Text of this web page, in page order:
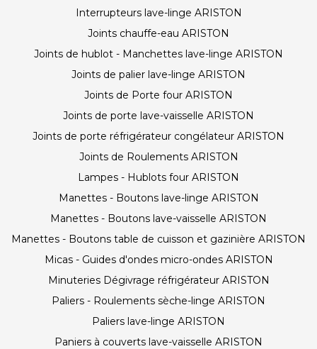
Interrupteurs lave-linge ARISTON
Joints chauffe-eau ARISTON
Joints de hublot - Manchettes lave-linge ARISTON
Joints de palier lave-linge ARISTON
Joints de Porte four ARISTON
Joints de porte lave-vaisselle ARISTON
Joints de porte réfrigérateur congélateur ARISTON
Joints de Roulements ARISTON
Lampes - Hublots four ARISTON
Manettes - Boutons lave-linge ARISTON
Manettes - Boutons lave-vaisselle ARISTON
Manettes - Boutons table de cuisson et gazinière ARISTON
Micas - Guides d'ondes micro-ondes ARISTON
Minuteries Dégivrage réfrigérateur ARISTON
Paliers - Roulements sèche-linge ARISTON
Paliers lave-linge ARISTON
Paniers à couverts lave-vaisselle ARISTON